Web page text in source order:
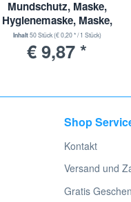
Mundschutz, Maske,
Hygienemaske, Maske,
Einwegmaske, 3 Lagig
Inhalt50 Stück(€ 0,20 * / 1 Stück)
€ 9,87 *
Shop
Kontakt
Versand und
Gratis